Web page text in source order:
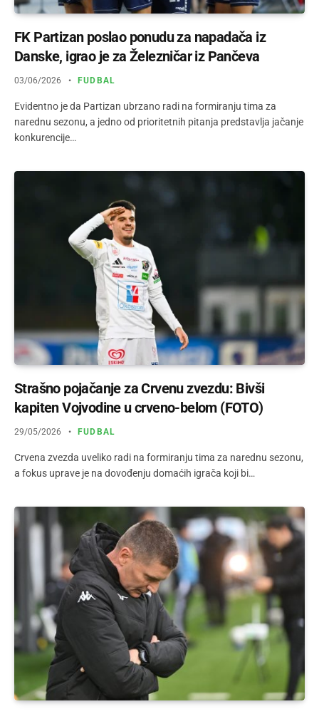
FK Partizan poslao ponudu za napadača iz
Danske, igrao je za Železničar iz Pančeva
03/06/2026 FUDBAL
Evidentno je da Partizan ubrzano radi na formiranju tima za
narednu sezonu, a jedno od prioritetnih pitanja predstavlja jačanje
konkurencije…
Strašno pojačanje za Crvenu zvezdu: Bivši
kapiten Vojvodine u crveno-belom (FOTO)
29/05/2026 FUDBAL
Crvena zvezda uveliko radi na formiranju tima za narednu sezonu,
a fokus uprave je na dovođenju domaćih igrača koji bi…